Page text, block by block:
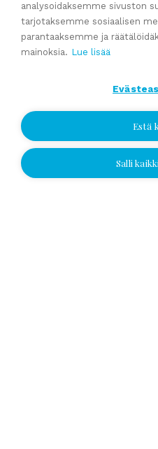
Yrityskaupan välitys
Sukupolvenvaihdos- ja
Katso kaikki Jätä
analysoidaksemme sivuston
tarjotaksemme sosiaalisen
parantaaksemme ja
mainoksia. Lue lisää
Estä
Salli